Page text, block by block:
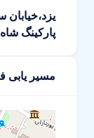
پارکینگ
مسیر یابی